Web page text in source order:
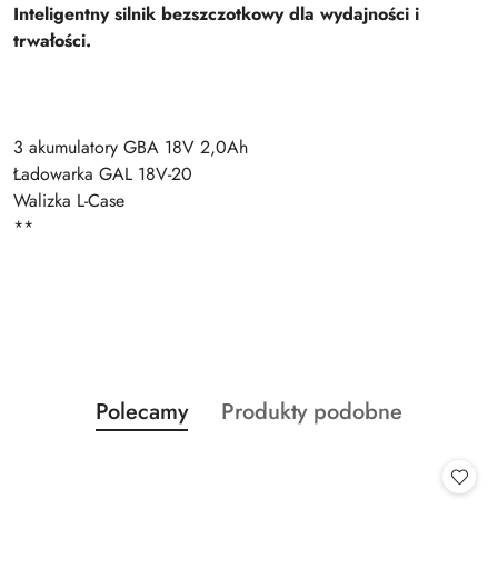
Inteligentny silnik bezszczotkowy dla wydajności i
trwałości.
3 akumulatory GBA 18V 2,0Ah
Ładowarka GAL 18V-20
Walizka L-Case
**
Pomiń karuzelę produktów
Produkty
o
Polecamy
Produkty
Produkty podobne